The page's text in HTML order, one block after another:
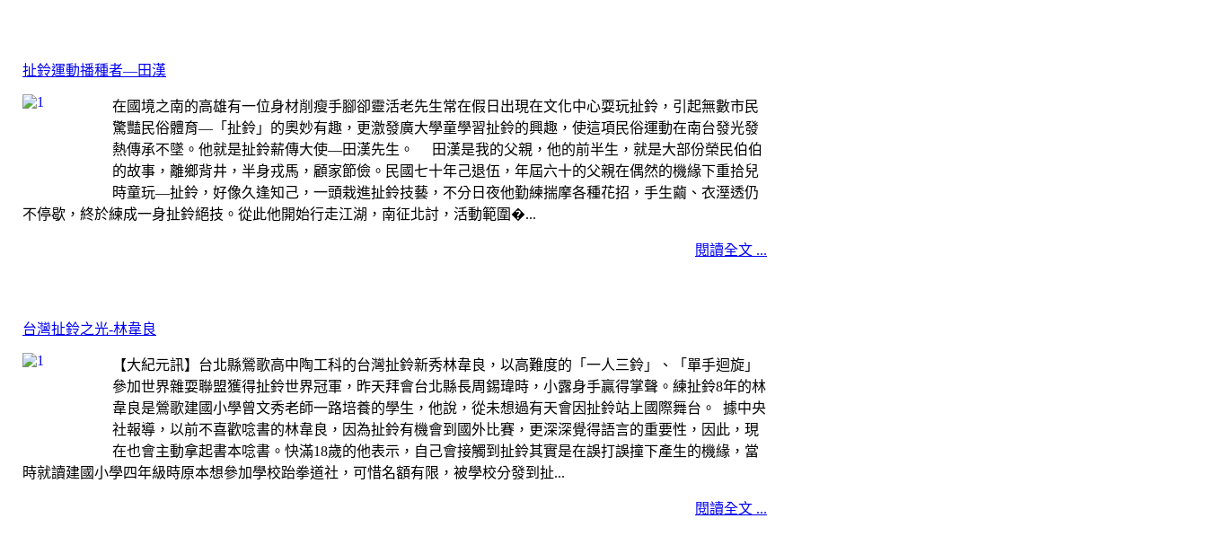
扯鈴運動播種者—田漢
在國境之南的高雄有一位身材削瘦手腳卻靈活老先生常在假日出現在文化中心耍玩扯鈴，引起無數市民
驚豔民俗體育—「扯鈴」的奧妙有趣，更激發廣大學童學習扯鈴的興趣，使這項民俗運動在南台發光發
熱傳承不墜。他就是扯鈴薪傳大使—田漢先生。 田漢是我的父親，他的前半生，就是大部份榮民伯伯
的故事，離鄉背井，半身戎馬，顧家節儉。民國七十年己退伍，年屆六十的父親在偶然的機緣下重拾兒
時童玩—扯鈴，好像久逢知己，一頭栽進扯鈴技藝，不分日夜他勤練揣摩各種花招，手生繭、衣溼透仍
不停歇，終於練成一身扯鈴絕技。從此他開始行走江湖，南征北討，活動範圍�...
閱讀全文 ...
台灣扯鈴之光-林韋良
【大紀元訊】台北縣鶯歌高中陶工科的台灣扯鈴新秀林韋良，以高難度的「一人三鈴」、「單手迴旋」
參加世界雜耍聯盟獲得扯鈴世界冠軍，昨天拜會台北縣長周錫瑋時，小露身手贏得掌聲。練扯鈴8年的林
韋良是鶯歌建國小學曾文秀老師一路培養的學生，他說，從未想過有天會因扯鈴站上國際舞台。 據中央
社報導，以前不喜歡唸書的林韋良，因為扯鈴有機會到國外比賽，更深深覺得語言的重要性，因此，現
在也會主動拿起書本唸書。快滿18歲的他表示，自己會接觸到扯鈴其實是在誤打誤撞下產生的機緣，當
時就讀建國小學四年級時原本想參加學校跆拳道社，可惜名額有限，被學校分發到扯...
閱讀全文 ...